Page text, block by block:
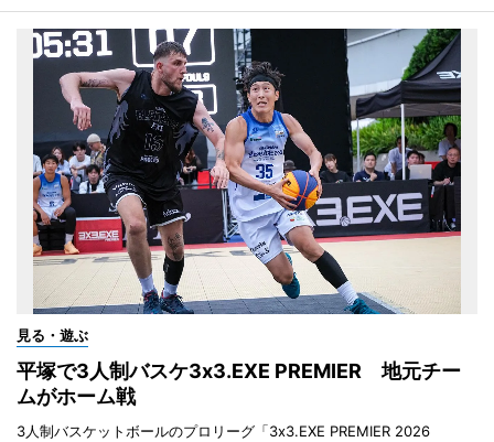
見る・遊ぶ
平塚で3人制バスケ3x3.EXE PREMIER 地元チー
ムがホーム戦
3人制バスケットボールのプロリーグ「3x3.EXE PREMIER 2026